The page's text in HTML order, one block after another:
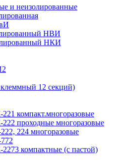
и неизолированные
НВИ
НКИ
12 секций)
компакт.многоразовые
проходные многоразовые
224 многоразовые
компактные (с пастой)